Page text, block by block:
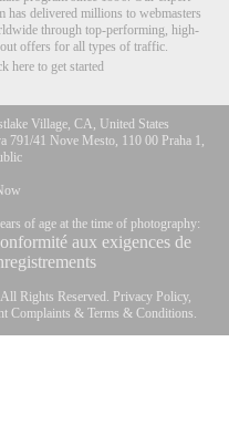
has delivered millions to webmasters
through top-performing, high-
offers for all types of traffic.
here to get started
Village, CA, United States
791/41 Nove Mesto, 110 00 Praha 1,
of age at the time of photography:
aux exigences de
Rights Reserved. Privacy Policy,
Complaints & Terms & Conditions.
BONUS